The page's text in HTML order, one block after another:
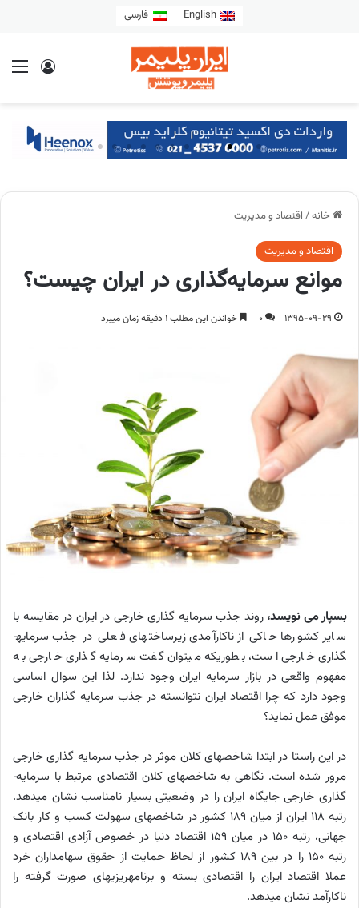
English فارسی
خانه/ اقتصاد و مدیریت
اقتصاد و مدیریت
موانع سرمایه‌گذاری در ایران چیست؟
1395-09-29
0 خواندن این مطلب 1 دقیقه زمان میبرد
بسپار می نویسد، روند جذب سرمایه ­گذاری خارجی در ایران در مقایسه با
سایر کشورها حاکی از ناکارآمدی زیرساخت­های فعلی در جذب سرمایه­
گذاری خارجی است، بطوری­که می­توان گفت سرمایه­ گذاری خارجی به
مفهوم واقعی در بازار سرمایه ایران وجود ندارد. لذا این سوال اساسی
وجود دارد که چرا اقتصاد ایران نتوانسته در جذب سرمایه­ گذاران خارجی
موفق عمل نماید؟
در این راستا در ابتدا شاخص­های کلان موثر در جذب سرمایه­ گذاری خارجی
مرور شده است. نگاهی به شاخص­های کلان اقتصادی مرتبط با سرمایه­
گذاری خارجی جایگاه ایران را در وضعیتی بسیار نامناسب نشان می­دهد.
رتبه 118 ایران از میان 189 کشور در شاخص­های سهولت کسب و کار بانک
جهانی، رتبه 150 در میان 159 اقتصاد دنیا در خصوص آزادی اقتصادی و
رتبه 150 را در بین 189 کشور از لحاظ حمایت از حقوق سهامداران خرد
عملا اقتصاد ایران را اقتصادی بسته و برنامه­ریزی­های صورت گرفته را
ناکارآمد نشان می­دهد.